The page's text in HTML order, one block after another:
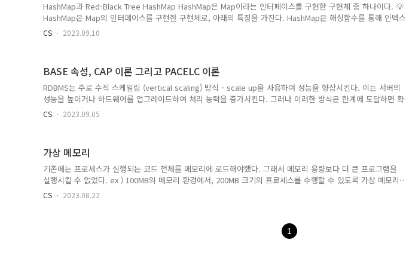
HashMap과 Red-Black Tree HashMap HashMap은 Map이라는 인터페이스를 구현한 구현체 중 하나이다. 💡
HashMap은 Map의 인터페이스를 구현한 구현체로, 아래의 특징을 가진다. HashMap은 해싱함수를 통해 인덱스
를 산출한다. HashMap은 인덱스를 통한 접근으로 시간 복잡도 O(1)의 빠른 성능을 자랑한다. key는 무한하지만
CS 2023.09.10
BASE 속성, CAP 이론 그리고 PACELC 이론
RDBMS는 주로 수직 스케일링 (vertical scaling) 방식 - scale up을 사용하여 성능을 향상시킨다. 이는 서버의
성능을 높이거나 하드웨어를 업그레이드하여 처리 능력을 증가시킨다. 그러나 이러한 방식은 한계에 도달하면 확
장성이 제한된다. NoSQL 데이터베이스는 수평 스케일링 (horizontal scaling) - scale out을 지원한다. 데이터
CS 2023.09.05
가상 메모리
기존에는 프로세스가 실행되는 코드 전체를 메모리에 로드해야했다. 그래서 메모리 용량보다 더 큰 프로그램을
실행시킬 수 없었다. ex ) 100MB의 메모리 환경에서, 200MB 크기의 프로세스를 수행할 수 있도록 가상 메모리
를 사용한다. 프로그램에서 실질적으로는 사용되는 부분은 일부이고, 혹은 프로세스의 특정 순간에서 메모리를 사
롭게 실행되는 프로그램은 새롭게 메모리에 적재한다. 실행이 끝난 프로그램은 메모리에서 삭제한다. 같은 프로그
CS 2023.08.22
1